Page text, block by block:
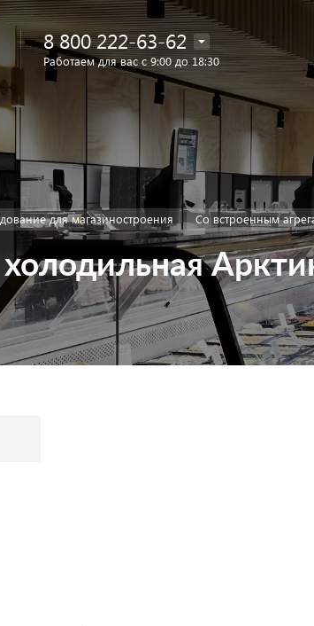
8 800 222-63-62
Работаем для вас с 9:00 до 18:30
для магазиностроения Со встроенным
холодильная